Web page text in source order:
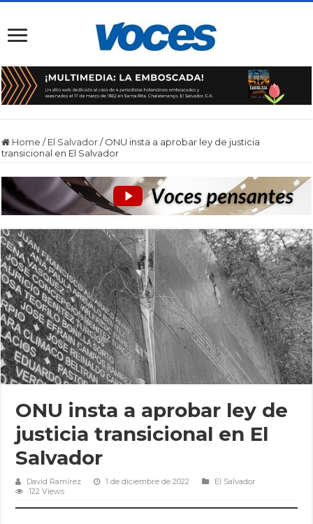
Home / El Salvador / ONU insta a aprobar ley de justicia
transicional en El Salvador
ONU insta a aprobar ley de
justicia transicional en El
Salvador
David Ramírez 1 de diciembre de 2022
El Salvador
122 Views